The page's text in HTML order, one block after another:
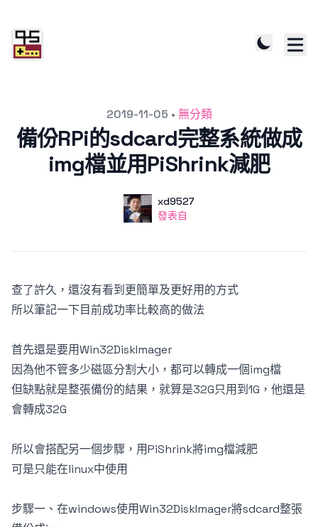
2019-11-05 • 無分類
備份RPi的sdcard完整系統做成
img檔並用PiShrink減肥
使用者
xd9527
發表自
發表自
查了許久，還沒有看到更簡單及更好用的方式
所以筆記一下目前成功率比較高的做法
首先還是要用Win32DiskImager
因為他不管多少磁區分割大小，都可以轉成一個img檔
但缺點就是整張備份的結果，就算是32G只用到1G，他還是
會轉成32G
所以會搭配另一個步驟，用PiShrink將img檔減肥
可是只能在linux中使用
步驟一、在windows使用Win32DiskImager將sdcard整張